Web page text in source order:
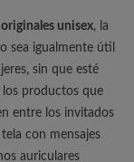
unisex, la
sea igualmente útil
sin que esté
los productos que
entre los invitados
con mensajes
auriculares